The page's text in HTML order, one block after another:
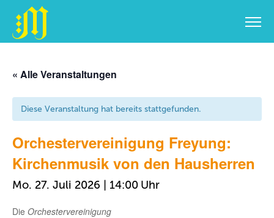
springen
« Alle Veranstaltungen
Diese Veranstaltung hat bereits stattgefunden.
Orchestervereinigung Freyung:
Kirchenmusik von den Hausherren
Mo. 27. Juli 2026 | 14:00
Die Orchestervereinigung